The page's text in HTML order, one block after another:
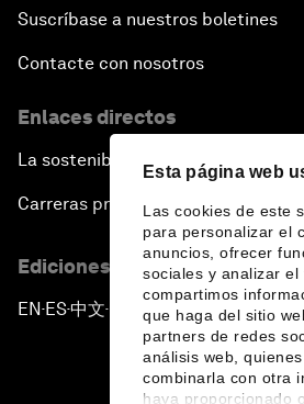
Esta página web
Las cookies de este
para personalizar el
anuncios, ofrecer
sociales y analizar el
compartimos
que haga del sitio
partners de redes
análisis web,
combinarla con otra
haya proporcionado
Suscríbase a nuestros boletines
Contacte con nosotros
Enlaces directos
La sostenibilidad en el Foro
Carreras profesionales
Ediciones en otros idiomas
EN ▪ES▪中文▪ 日本語